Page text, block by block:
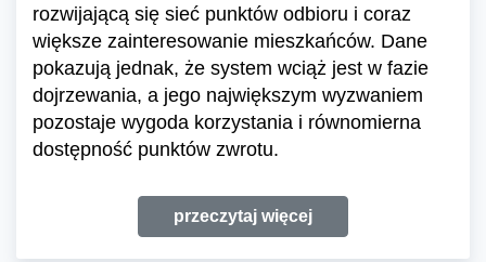
rozwijającą się sieć punktów odbioru i coraz
większe zainteresowanie mieszkańców. Dane
pokazują jednak, że system wciąż jest w fazie
dojrzewania, a jego największym wyzwaniem
pozostaje wygoda korzystania i równomierna
dostępność punktów zwrotu.
przeczytaj więcej